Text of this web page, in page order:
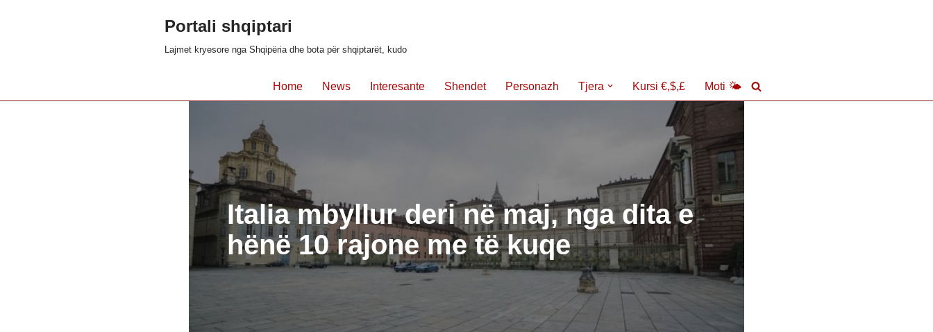
Portali shqiptari
Lajmet kryesore nga Shqipëria dhe bota për shqiptarët, kudo
Home News Interesante Shendet Personazh Tjera Kursi €,$,£ Moti 🌤
Italia mbyllur deri në maj, nga dita e
hënë 10 rajone me të kuqe